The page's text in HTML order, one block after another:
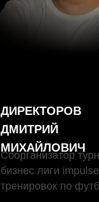
ДИРЕКТОРОВ
ДМИТРИЙ
МИХАЙЛОВИЧ
Соорганизатор
бизнес лиги
тренировок по